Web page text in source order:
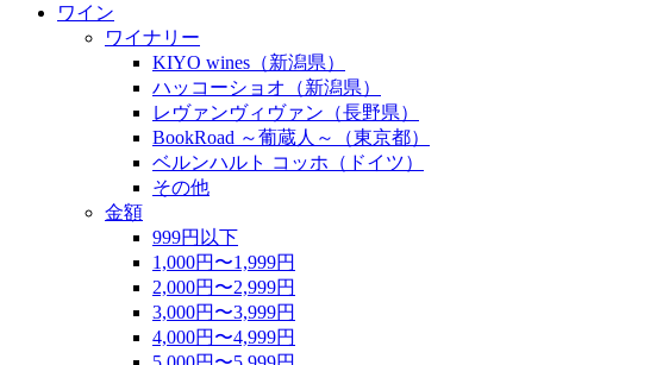
ワイン
ワイナリー
KIYO wines（新潟県）
ハッコーショオ（新潟県）
レヴァンヴィヴァン（長野県）
BookRoad ～葡蔵人～（東京都）
ベルンハルト コッホ（ドイツ）
その他
金額
999円以下
1,000円〜1,999円
2,000円〜2,999円
3,000円〜3,999円
4,000円〜4,999円